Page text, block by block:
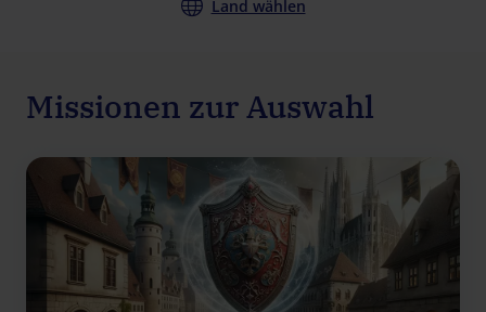
Land wählen
Missionen zur Auswahl